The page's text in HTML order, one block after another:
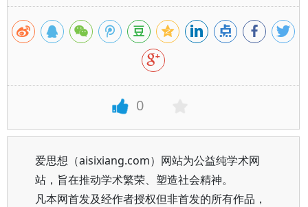
0
爱思想（aisixiang.com）网站为公益纯学术网
站，旨在推动学术繁荣、塑造社会精神。
凡本网首发及经作者授权但非首发的所有作品，